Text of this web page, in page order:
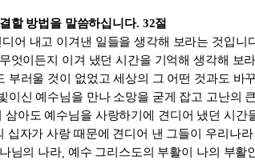
할 방법을 말씀하십니다. 32절
어 내고 이겨낸 일들을 생각해 보라는 것입니
엇이든지 이겨 냈던 시간을 기억해 생각해 보
러울 것이 없었고 세상의 그 어떤 것과도 바
신 예수님을 만나 소망을 굳게 잡고 고난의
삼아도 예수님을 사랑하기에 견디어 냈던 시간
십자가 사랑 때문에 견디어 낸 그들이 우리나
님의 나라, 예수 그리스도의 부활이 나의 부활